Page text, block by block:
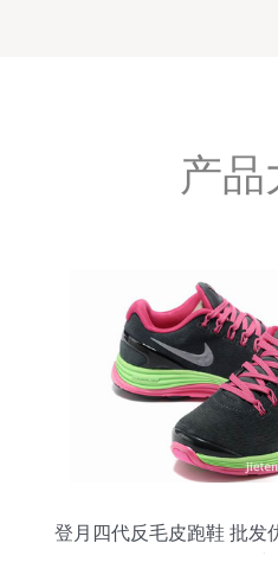
产品
登月四代反毛皮跑鞋 批发